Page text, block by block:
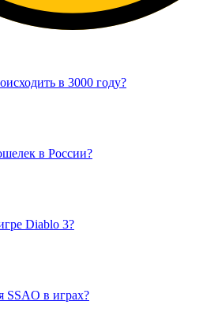
в 3000 году?
в России?
Diablo 3?
SSAO в играх?